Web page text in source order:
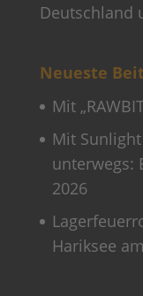
Deutschland
Neueste
Mit
Mit
unterwegs:
2026
Hariksee